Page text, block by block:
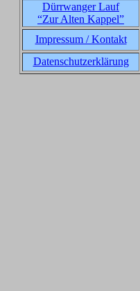
Dürrwanger Lauf
“Zur Alten Kappel”
Impressum / Kontakt
Datenschutzerklärung